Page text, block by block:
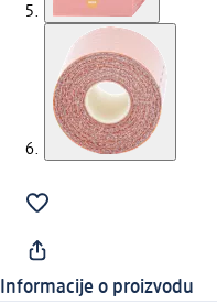
Informacije o proizvodu